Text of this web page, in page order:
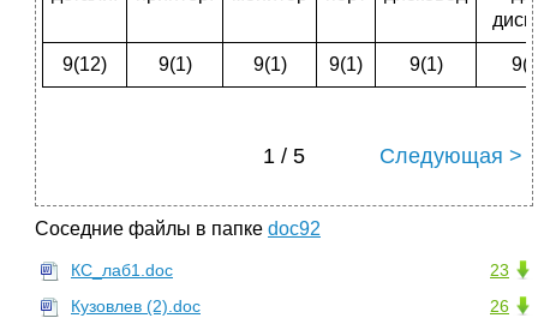
9(12) 9(1) 9(1) 9(1) 9(1)
1 / 5 Следующая >
Соседние файлы в папке doc92
23
КС_лаб1.doc
26
Кузовлев (2).doc